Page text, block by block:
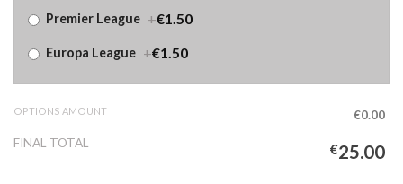
Premier League +€1.50
Europa League +€1.50
OPTIONS AMOUNT
€0.00
FINAL TOTAL
€25.00